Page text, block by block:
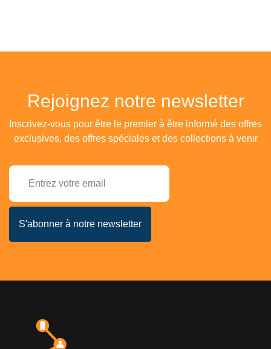
Rejoignez notre newsletter
Inscrivez-vous pour être le premier à être informé des offres
exclusives, des offres spéciales et des collections à venir